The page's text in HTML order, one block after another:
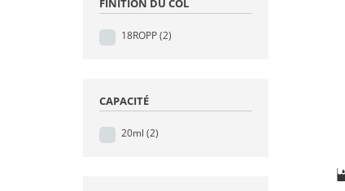
FINITION DU COL
18ROPP(2)
CAPACITÉ
20ml (2)